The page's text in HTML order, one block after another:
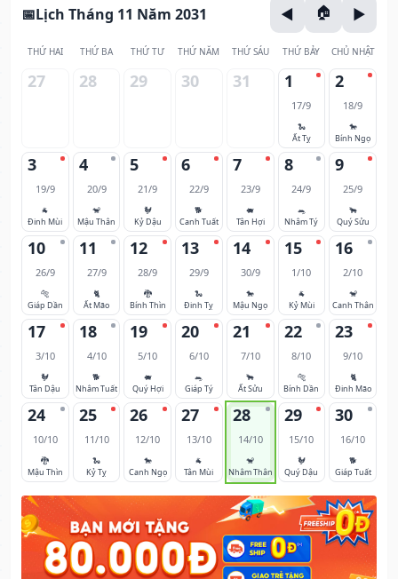
Lịch Tháng 11 Năm 2031
THỨ HAI THỨ BA THỨ TƯ THỨ NĂM THỨ SÁU THỨ BẢY CHỦ NHẬT
27 28 29 30 31 1
17/9
🐍
Ất Tỵ
2
18/9
🐎
Bính Ngọ
3
19/9
🐐
Đinh Mùi
4
20/9
🐒
Mậu Thân
5
21/9
🐓
Kỷ Dậu
6
22/9
🐕
Canh Tuất
7
23/9
🐖
Tân Hợi
8
24/9
🐀
Nhâm Tý
9
25/9
🐂
Quý Sửu
10
26/9
🐅
Giáp Dần
11
27/9
🐈
Ất Mão
12
28/9
🐉
Bính Thìn
13
29/9
🐍
Đinh Tỵ
14
30/9
🐎
Mậu Ngọ
15
1/10
🐐
Kỷ Mùi
16
2/10
🐒
Canh Thân
17
3/10
🐓
Tân Dậu
18
4/10
🐕
Nhâm Tuất
19
5/10
🐖
Quý Hợi
20
6/10
🐀
Giáp Tý
21
7/10
🐂
Ất Sửu
22
8/10
🐅
Bính Dần
23
9/10
🐈
Đinh Mão
24
10/10
🐉
Mậu Thìn
25
11/10
🐍
Kỷ Tỵ
26
12/10
🐎
Canh Ngọ
27
13/10
🐐
Tân Mùi
28
14/10
🐒
Nhâm Thân
29
15/10
🐓
Quý Dậu
30
16/10
🐕
Giáp Tuất